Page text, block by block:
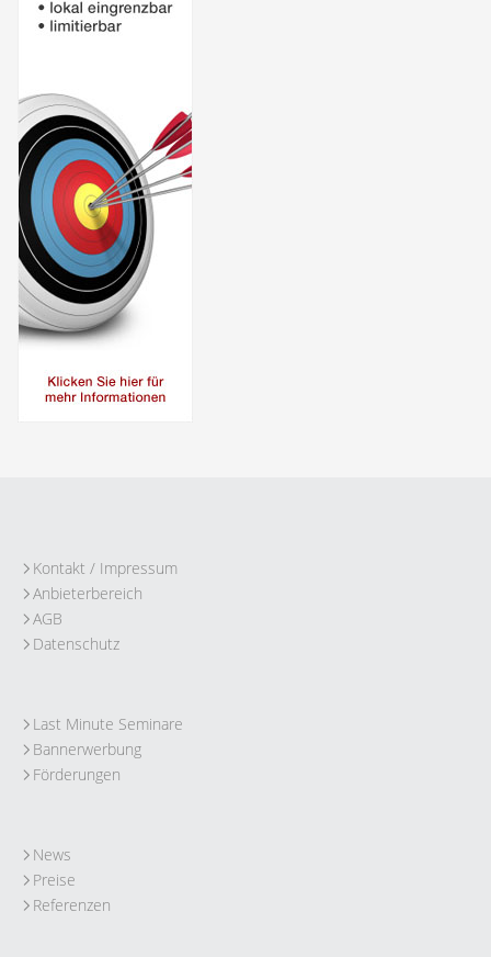
Kontakt / Impressum
Anbieterbereich
AGB
Datenschutz
Last Minute Seminare
Bannerwerbung
Förderungen
News
Preise
Referenzen